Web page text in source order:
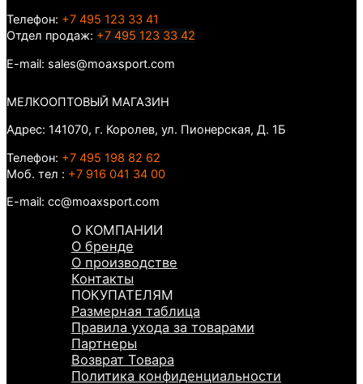
Телефон: +7 495 123 33 41
Отдел продаж: +7 495 123 33 42
E-mail: sales@moaxsport.com
МЕЛКООПТОВЫЙ МАГАЗИН
Адрес: 141070, г. Королев, ул. Пионерская, Д. 1Б
Телефон: +7 495 198 82 62
Моб. тел : +7 916 041 34 00
E-mail: cc@moaxsport.com
О КОМПАНИИ
О бренде
О производстве
Контакты
ПОКУПАТЕЛЯМ
Размерная таблица
Правила ухода за товарами
Партнеры
Возврат Товара
Политика конфиденциальности